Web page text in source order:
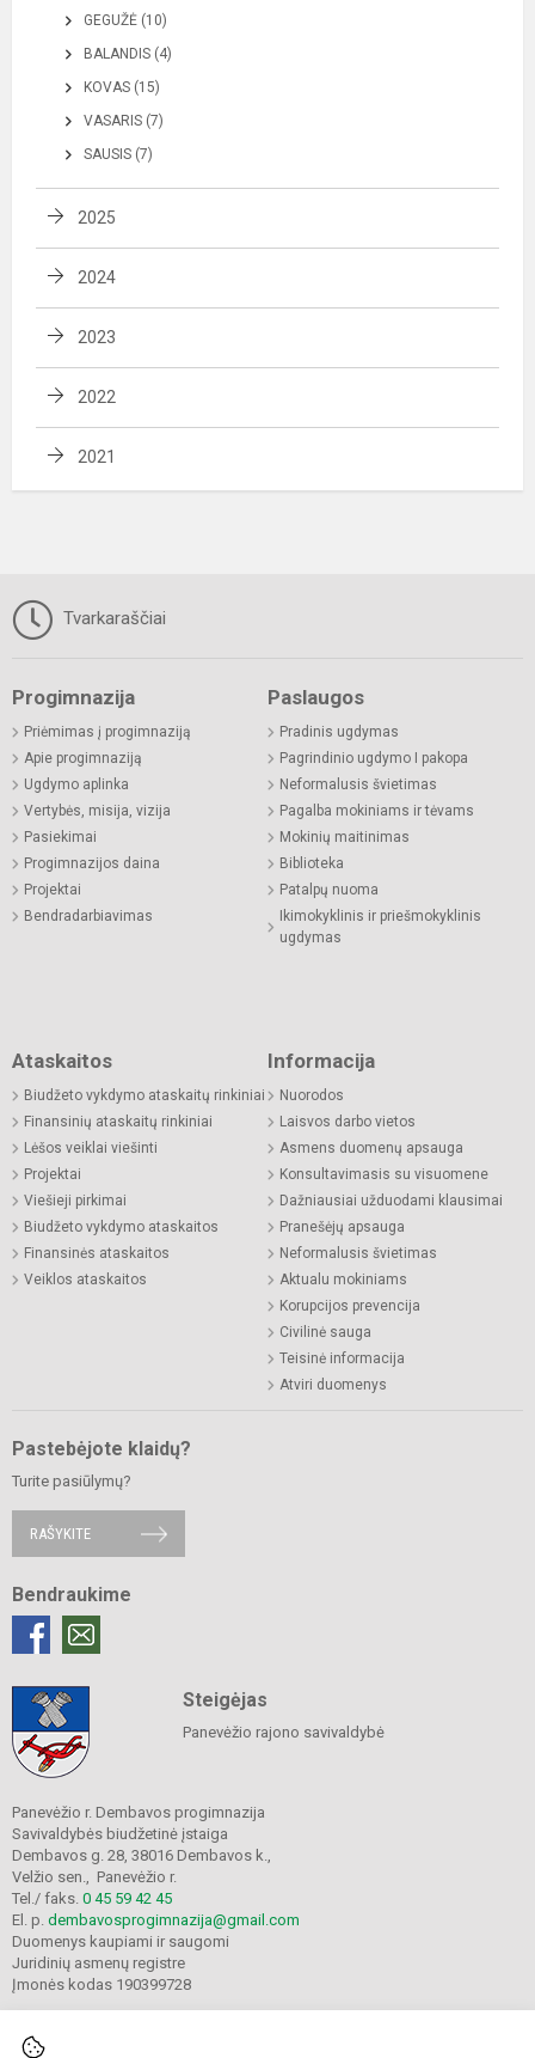
GEGUŽĖ (10)
BALANDIS (4)
KOVAS (15)
VASARIS (7)
SAUSIS (7)
2025
2024
2023
2022
2021
Tvarkaraščiai
Progimnazija
Priėmimas į progimnaziją
Apie progimnaziją
Ugdymo aplinka
Vertybės, misija, vizija
Pasiekimai
Progimnazijos daina
Projektai
Bendradarbiavimas
Paslaugos
Pradinis ugdymas
Pagrindinio ugdymo I pakopa
Neformalusis švietimas
Pagalba mokiniams ir tėvams
Mokinių maitinimas
Biblioteka
Patalpų nuoma
Ikimokyklinis ir priešmokyklinis
ugdymas
Ataskaitos
Biudžeto vykdymo ataskaitų rinkiniai
Finansinių ataskaitų rinkiniai
Lėšos veiklai viešinti
Projektai
Viešieji pirkimai
Biudžeto vykdymo ataskaitos
Finansinės ataskaitos
Veiklos ataskaitos
Informacija
Nuorodos
Laisvos darbo vietos
Asmens duomenų apsauga
Konsultavimasis su visuomene
Dažniausiai užduodami klausimai
Pranešėjų apsauga
Neformalusis švietimas
Aktualu mokiniams
Korupcijos prevencija
Civilinė sauga
Teisinė informacija
Atviri duomenys
Pastebėjote klaidų?
Turite pasiūlymų?
RAŠYKITE
Bendraukime
Steigėjas
Panevėžio rajono savivaldybė
Panevėžio r. Dembavos progimnazija
Savivaldybės biudžetinė įstaiga
Dembavos g. 28, 38016 Dembavos k.,
Velžio sen., Panevėžio r.
Tel./ faks. 0 45 59 42 45
El. p. dembavosprogimnazija@gmail.com
Duomenys kaupiami ir saugomi
Juridinių asmenų registre
Įmonės kodas 190399728